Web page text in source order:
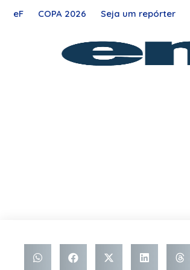
eF COPA 2026 Seja um repórter